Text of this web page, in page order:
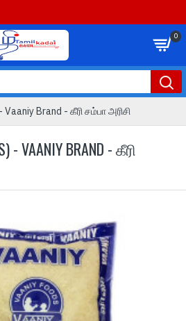
0
Brand - கீரி சம்பா அரிசி
- VAANIY BRAND - கீரி